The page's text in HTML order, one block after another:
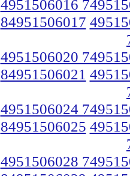
4951506016
84951506017
4951506020
84951506021
4951506024
84951506025
4951506028